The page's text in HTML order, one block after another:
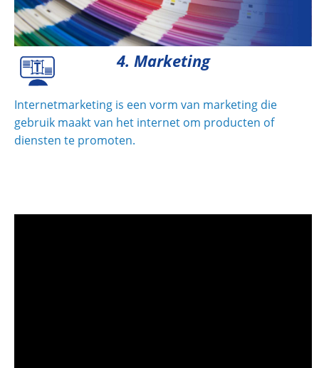
4. Marketing
Internetmarketing is een vorm van marketing die
gebruik maakt van het internet om producten of
diensten te promoten.